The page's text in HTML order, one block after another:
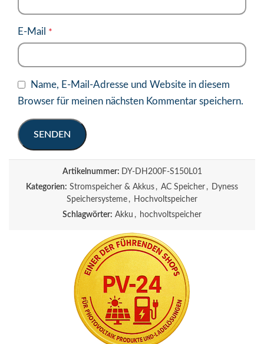
E-Mail *
Name, E-Mail-Adresse und Website in diesem
Browser für meinen nächsten Kommentar speichern.
Artikelnummer:
DY-DH200F-S150L01
Kategorien: Stromspeicher & Akkus , AC Speicher ,
Dyness
Speichersysteme , Hochvoltspeicher
Schlagwörter: Akku , hochvoltspeicher